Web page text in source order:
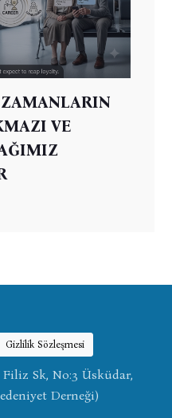
VE
Gizlilik Sözleşmesi
Sk, No:3 Üsküdar,
Derneği)